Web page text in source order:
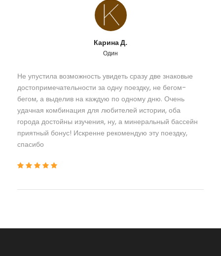
Карина Д.
Один
Не упустила возможность увидеть сразу две знаковые
достопримечательности за одну поездку, не бегом-
бегом, а выделив на каждую по одному дню. Очень
удачная комбинация для любителей истории, оба
города достойны изучения, ну, а минеральный бассейн
приятный бонус! Искренне рекомендую эту поездку,
спасибо